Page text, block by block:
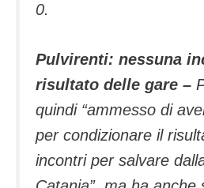
0.
Pulvirenti: nessuna
risultato delle gare –
quindi “ammesso di
per condizionare il
incontri per salvare